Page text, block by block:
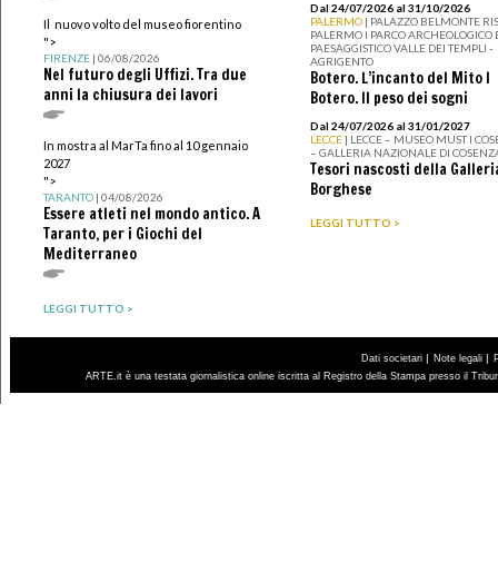
Il nuovo volto del museo fiorentino
">
FIRENZE| 06/08/2026
Nel futuro degli Uffizi. Tra due
anni la chiusura dei lavori
In mostra al MarTa fino al 10 gennaio
2027
">
TARANTO| 04/08/2026
Essere atleti nel mondo antico. A
Taranto, per i Giochi del
Mediterraneo
LEGGI TUTTO >
Dal 24/07/2026 al 31/10/2026
PALERMO | PALAZZO BELMONTE
PALERMO I PARCO ARCHEOLOGICO
PAESAGGISTICO VALLE DEI TEMPLI -
AGRIGENTO
Botero. L’incanto del Mito I
Botero. Il peso dei sogni
Dal 24/07/2026 al 31/01/2027
LECCE | LECCE – MUSEO MUST I
– GALLERIA NAZIONALE DI
Tesori nascosti della
Borghese
LEGGI TUTTO >
Dati societari | Note legali |
ARTE.it è una testata giornalistica online iscritta al Registro della Stampa presso il